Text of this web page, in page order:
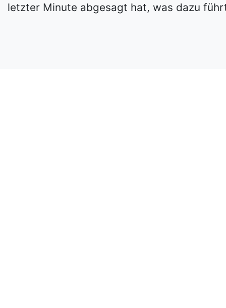
letzter Minute abgesagt hat, was dazu